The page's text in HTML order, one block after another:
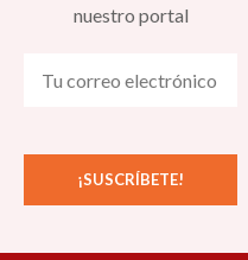
nuestro portal